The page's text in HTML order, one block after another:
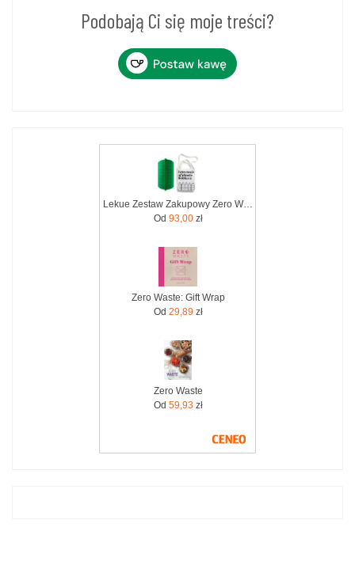
Podobają Ci się moje treści?
Lekue Zestaw Zakupowy Zero Waste (3504600V16)
Od 93,00zł
Zero Waste: Gift Wrap
Od 29,89 zł
Zero Waste
Od 59,93 zł